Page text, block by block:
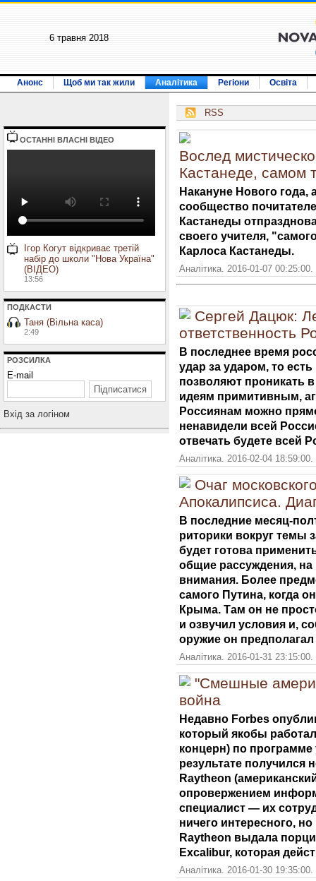
6 травня 2018
Анонс Щоб ми так жили Аналітика Регіони Освіта
ОСТАННI ВЛАСНI ВIДЕО
Ігор Когут відкриває третій
набір до школи "Нова Україна"
(ВІДЕО)
13:56
ПОДКАСТИ
Таня (Вільна каса)
2:49
РОЗСИЛКА
E-mail
Вхiд за логiном
RSS
Вослед
Кастанеде, самом
Накануне Нового года,
сообщество
Кастанеды
своего учителя,
Карлоса Кастанеды.
Аналітика. 2016-01-07
Сергей Дацюк:
ответственность
В последнее время
удар за ударом, то
позволяют проникать
идеям примитивным,
Россиянам можно
ненавидели всей
отвечать будете всей
Аналітика. 2016-02-04
Очаг
Апокалипсиса.
В последние месяц-
риторики вокруг темы
будет готова
общие рассуждения,
внимания. Более
самого Путина, когда
Крыма. Там он не
и озвучил условия и,
оружие он
Аналітика. 2016-01-31
"Смешные
война
Недавно Forbes
который якобы
концерн) по
результате получился
Raytheon
опровержением
специалист — их
ничего интересного,
Raytheon выдала
Excalibur, которая
Аналітика. 2016-01-30